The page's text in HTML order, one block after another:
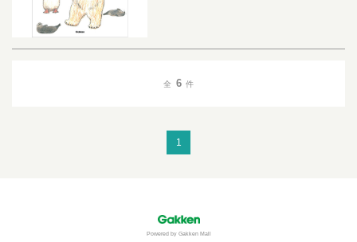
全 6 件
1
Powered by Gakken Mall